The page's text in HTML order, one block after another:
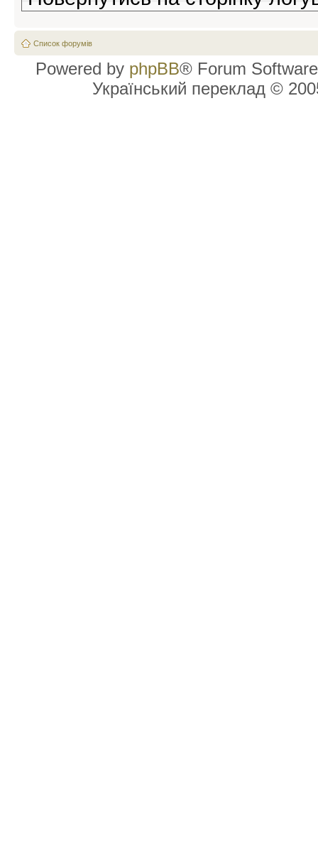
Список форумів
Powered by phpBB® Forum
Український переклад ©